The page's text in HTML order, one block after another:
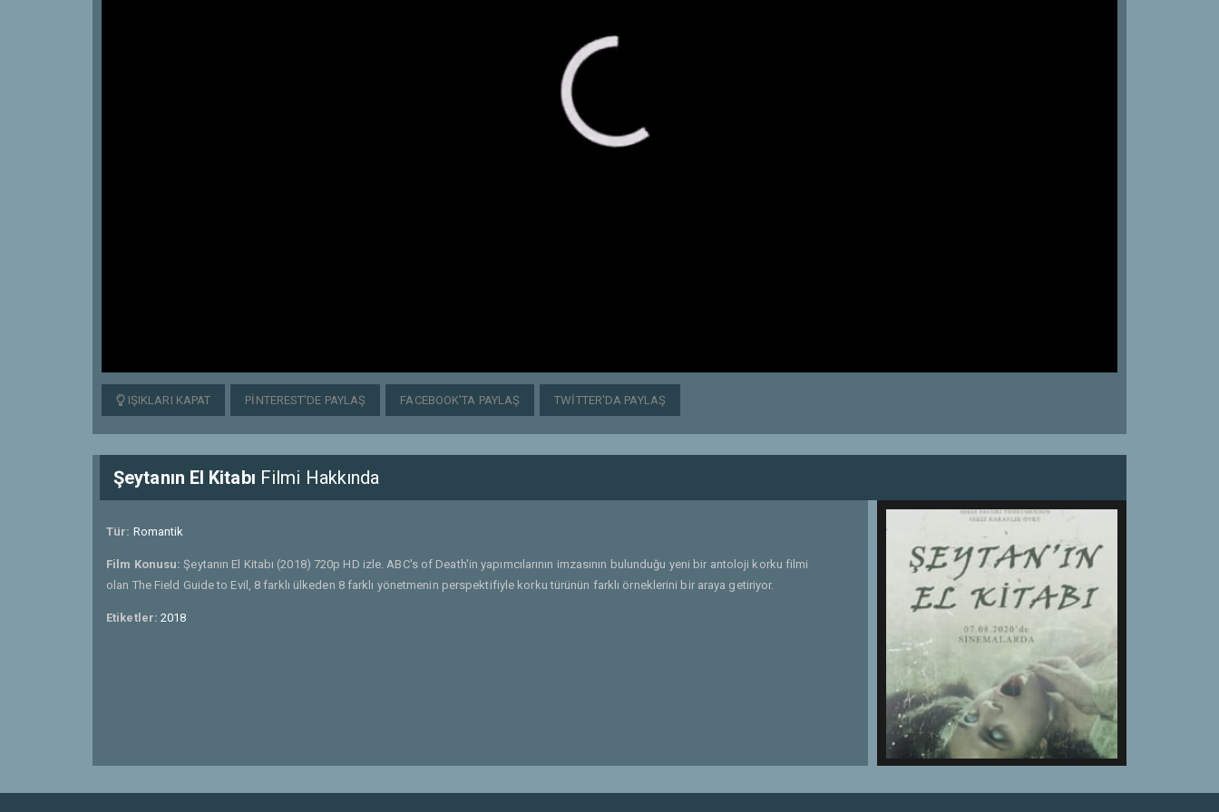
IŞIKLARI KAPAT PINTEREST'DE PAYLAŞ FACEBOOK'TA PAYLAŞ TWITTER'DA PAYLAŞ
Şeytanın El Kitabı Filmi Hakkında
Tür: Romantik
Film Konusu:Şeytanın El Kitabı (2018) 720p HD izle. ABC's of Death'in yapımcılarının imzasının bulunduğu yeni bir antoloji korku filmi
olan The Field Guide to Evil, 8 farklı ülkeden 8 farklı yönetmenin perspektifiyle korku türünün farklı örneklerini bir araya getiriyor.
Etiketler:2018